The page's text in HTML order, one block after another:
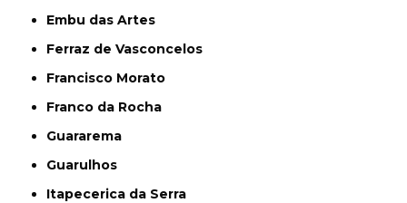
Embu das Artes
Ferraz de Vasconcelos
Francisco Morato
Franco da Rocha
Guararema
Guarulhos
Itapecerica da Serra